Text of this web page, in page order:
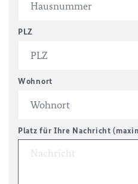
PLZ
Wohnort
Platz für Ihre Nachricht